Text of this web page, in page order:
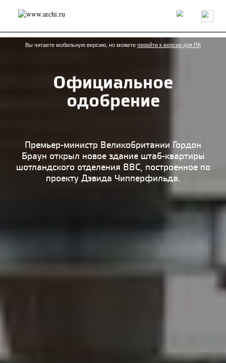
Россия Мир Технологии Интерьер Пресса
Архитекторы
Проекты
Конкурсы События Книги Вакансии
Анонсы конкурсов
Блог
Интервью
Объект
Результаты конкурса
Книги
Наследие Образование
Урбанистика
Эко
Вы читаете мобильную версию, но можете перейти к версии для ПК
Официальное
одобрение
Премьер-министр Великобритании Гордон
Браун открыл новое здание штаб-квартиры
шотландского отделения BBC, построенное по
проекту Дэвида Чипперфильда.